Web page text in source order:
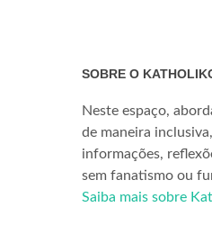
SOBRE O
Neste espaço,
de maneira
informações,
sem fanatismo ou
Saiba mais sobre